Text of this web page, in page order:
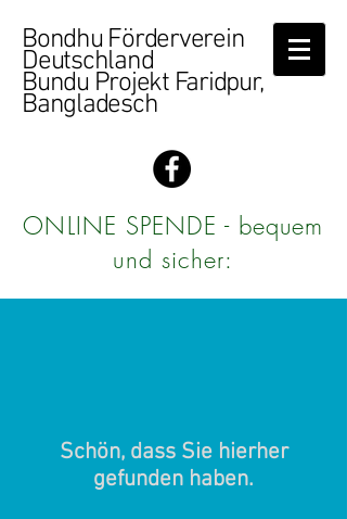
Bondhu Förderverein
Deutschland
Bundu Projekt Faridpur,
Bangladesch
ONLINE SPENDE - bequem
und sicher:
Schön, dass Sie hierher
gefunden haben.